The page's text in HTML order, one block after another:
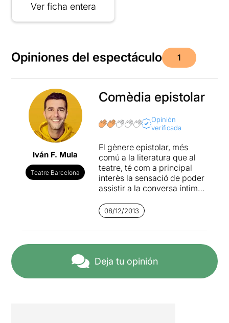
Ver ficha entera
Opiniones del espectáculo 1
Iván F. Mula
Teatre Barcelona
Comèdia epistolar
Opinión
verificada
El gènere epistolar, més
comú a la literatura que al
teatre, té com a principal
interès la sensació de poder
assistir a la conversa íntima
expressen els seus
sentiments per escrit de
forma més o menys
format (cada vegada més
desfasat) corre el risc de
resultar massa feixuc i difícil
08/12/2013
Deja tu opinión